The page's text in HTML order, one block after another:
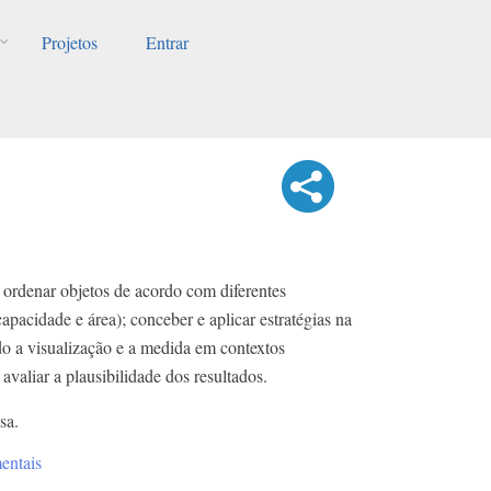
Projetos Entrar
objetos de acordo com diferentes
e área); conceber e aplicar estratégias na
a visualização e a medida em contextos
a plausibilidade dos resultados.